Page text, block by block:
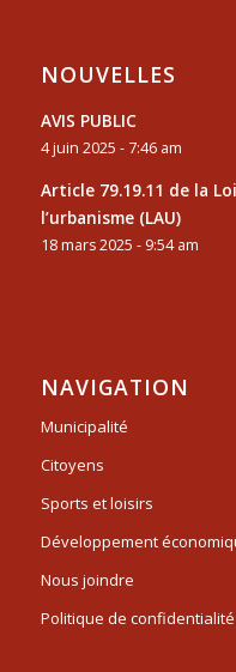
NOUVELLES
AVIS PUBLIC
4 juin 2025 - 7:46 am
Article 79.19.11 de la
l’urbanisme (LAU)
18 mars 2025 - 9:54 am
NAVIGATION
Municipalité
Citoyens
Sports et loisirs
Développement
Nous joindre
Politique de confidentialité